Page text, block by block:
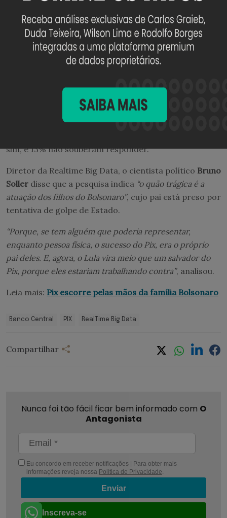
nacional”
. Outros 42% escolheram a opção
“é
oportunista, atua de olho na reeleição”
— 10% não
souberam responder.
Diante da associação da família Bolsonaro com o
com o Pix, o instituto também questionou se
corre o risco de ficar sem o Pix se Lula perder a
sim, e 13% não souberam responder.
Diretor da Realtime Big Data, o cientista político Bruno
Soller disse que a pesquisa indica “o quão trágica é a
atuação dos filhos do Bolsonaro”, cujo pai está preso por
tentativa de golpe de Estado.
“Porque, se tem alguém que poderia representar,
enquanto pessoa física, o sucesso do Pix, era o próprio
pai deles. E, agora, o Lula vira meio que um salvador do
Pix, porque eles estariam trabalhando contra”, analisou.
Leia mais: Pix escorre pelas mãos da família Bolsonaro
Banco Central PIX RealTime Big Data
Compartilhar
Nunca foi tão fácil ficar bem informado com O
Antagonista
Eu concordo em receber notificações | Para obter mais
informações reveja nossa Política de Privacidade
Enviar
Inscreva-se